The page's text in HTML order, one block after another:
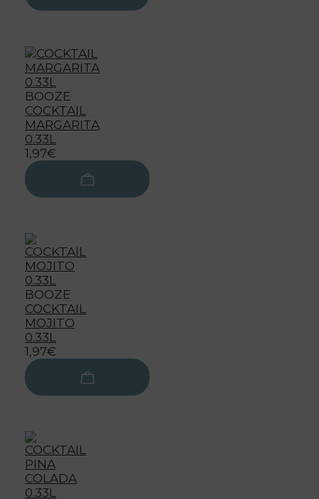
BOOZE
COCKTAIL
MARGARITA
0.33L
1,97€
BOOZE
COCKTAIL
MOJITO
0.33L
1,97€